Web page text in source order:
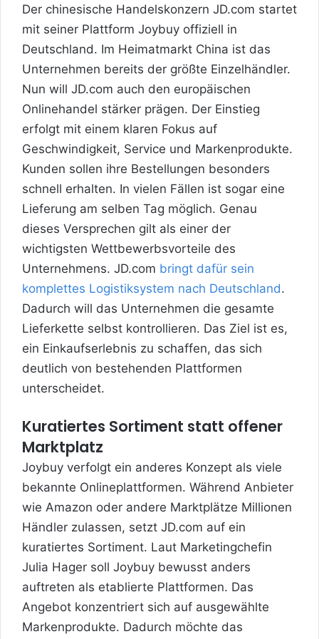
Der chinesische Handelskonzern JD.com startet
mit seiner Plattform Joybuy offiziell in
Deutschland. Im Heimatmarkt China ist das
Unternehmen bereits der größte Einzelhändler.
Nun will JD.com auch den europäischen
Onlinehandel stärker prägen. Der Einstieg
erfolgt mit einem klaren Fokus auf
Geschwindigkeit, Service und Markenprodukte.
Kunden sollen ihre Bestellungen besonders
schnell erhalten. In vielen Fällen ist sogar eine
Lieferung am selben Tag möglich. Genau
dieses Versprechen gilt als einer der
wichtigsten Wettbewerbsvorteile des
Unternehmens. JD.com bringt dafür sein
komplettes Logistiksystem nach Deutschland.
Dadurch will das Unternehmen die gesamte
Lieferkette selbst kontrollieren. Das Ziel ist es,
ein Einkaufserlebnis zu schaffen, das sich
deutlich von bestehenden Plattformen
unterscheidet.
Kuratiertes Sortiment statt offener
Marktplatz
Joybuy verfolgt ein anderes Konzept als viele
bekannte Onlineplattformen. Während Anbieter
wie Amazon oder andere Marktplätze Millionen
Händler zulassen, setzt JD.com auf ein
kuratiertes Sortiment. Laut Marketingchefin
Julia Hager soll Joybuy bewusst anders
auftreten als etablierte Plattformen. Das
Angebot konzentriert sich auf ausgewählte
Markenprodukte. Dadurch möchte das